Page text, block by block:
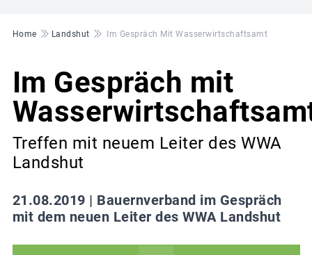
Pfadnavigation
Home Landshut Im Gespräch Mit Wasserwirtschaftsamt
Im Gespräch mit
Treffen mit neuem Leiter des WWA
Landshut
21.08.2019 | Bauernverband im Gespräch
mit dem neuen Leiter des WWA Landshut